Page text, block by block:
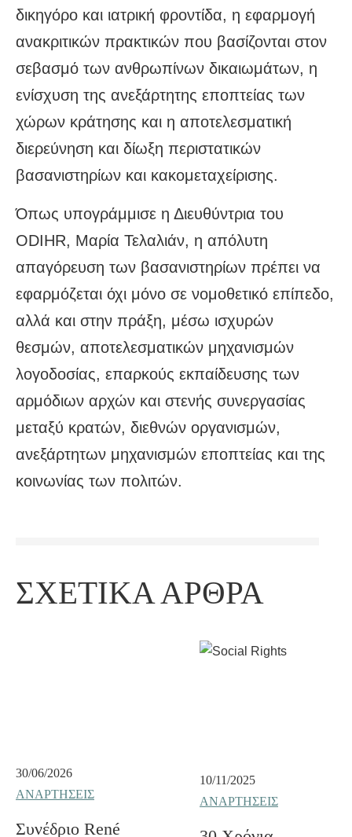
δικηγόρο και ιατρική φροντίδα, η εφαρμογή
ανακριτικών πρακτικών που βασίζονται στον
σεβασμό των ανθρωπίνων δικαιωμάτων, η
ενίσχυση της ανεξάρτητης εποπτείας των
χώρων κράτησης και η αποτελεσματική
διερεύνηση και δίωξη περιστατικών
βασανιστηρίων και κακομεταχείρισης.
Όπως υπογράμμισε η Διευθύντρια του
ODIHR, Μαρία Τελαλιάν, η απόλυτη
απαγόρευση των βασανιστηρίων πρέπει να
εφαρμόζεται όχι μόνο σε νομοθετικό επίπεδο,
αλλά και στην πράξη, μέσω ισχυρών
θεσμών, αποτελεσματικών μηχανισμών
λογοδοσίας, επαρκούς εκπαίδευσης των
αρμόδιων αρχών και στενής συνεργασίας
μεταξύ κρατών, διεθνών οργανισμών,
ανεξάρτητων μηχανισμών εποπτείας και της
κοινωνίας των πολιτών.
ΣΧΕΤΙΚΆ ΆΡΘΡΑ
30/06/2026
ΑΝΑΡΤΉΣΕΙΣ
Συνέδριο René
10/11/2025
ΑΝΑΡΤΉΣΕΙΣ